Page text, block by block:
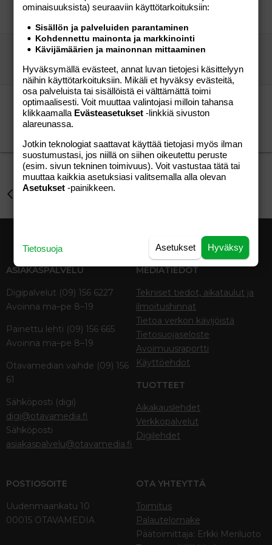
testi Perhe-elämä
tst
6
Aihe vapaa
13.06.2007
Pix
Pirtsakka keittiö
Ainomieli
Aihe vapaa
12
Aihe vapaa
09.04.2008
Saimaanrannan äippä
Perhe-elämä
ASIAKASPALVELU
Digipalvelut (09) 156 6227
Avoinna ma–pe 8–19
Painettu lehti (09) 156 665
Avoinna ma–pe 8–19
Otavamedian vaihde (09) 156
61
Sähköposti (digi)
digi@otavamedia.fi
Sähköposti
asiakaspalvelu@otavamedia.fi
MEDIATIEDOT
Tekniset tiedot, aikataulut ja
ilmoitushinnat
Tietoa verkon kävijöistä
Tietosuojaseloste
Avoimuusraportti
Käyttöehdot
TUOTTEET
Aikakauslehdet
Verkkopalvelut
Digilehdet
POSTIOSOITE
Uudenmaankatu 10
00015 OTAVAMEDIA
OTA YHTEYTTÄ
Toimitus
Palautelomake
Päätoimittaja: Erkki Meriluoto
ominaisuuk­sista) seuraaviin käyttötarkoituksiin:
Sisällön ja palveluiden parantaminen
Kohdennettu mainonta ja markkinointi
Kävijämäärien ja mainonnan mittaaminen
Hyväksymällä evästeet, annat luvan tietojesi käsittelyyn
näihin käyttötarkoituksiin. Mikäli et hyväksy evästeitä,
osa palveluista tai sisällöistä ei välttämättä toimi
optimaalisesti. Voit muuttaa valintojasi milloin tahansa
klikkaamalla Evästeasetukset -linkkiä sivuston
alareunassa.
Jotkin teknologiat saattavat käyttää tietojasi myös ilman
suostumustasi, jos niillä on siihen oikeutettu peruste
(esim. sivun tekninen toimivuus). Voit vastustaa tätä tai
muuttaa kaikkia asetuksiasi valitsemalla alla olevan
Asetukset -painikkeen.
Hyväksy
Asetukset
Tietosuoja